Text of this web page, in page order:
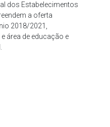
dos Estabelecimentos
a oferta
2018/2021,
área de educação e